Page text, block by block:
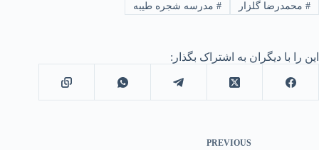
#محمدرضا گلزار #مدرسه شجره طیبه
این را با دیگران به اشتراک بگذار:
PREVIOUS